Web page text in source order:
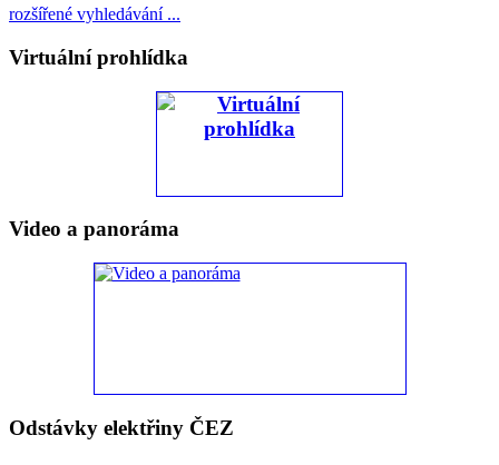
rozšířené vyhledávání ...
Virtuální prohlídka
Video a panoráma
Odstávky elektřiny ČEZ